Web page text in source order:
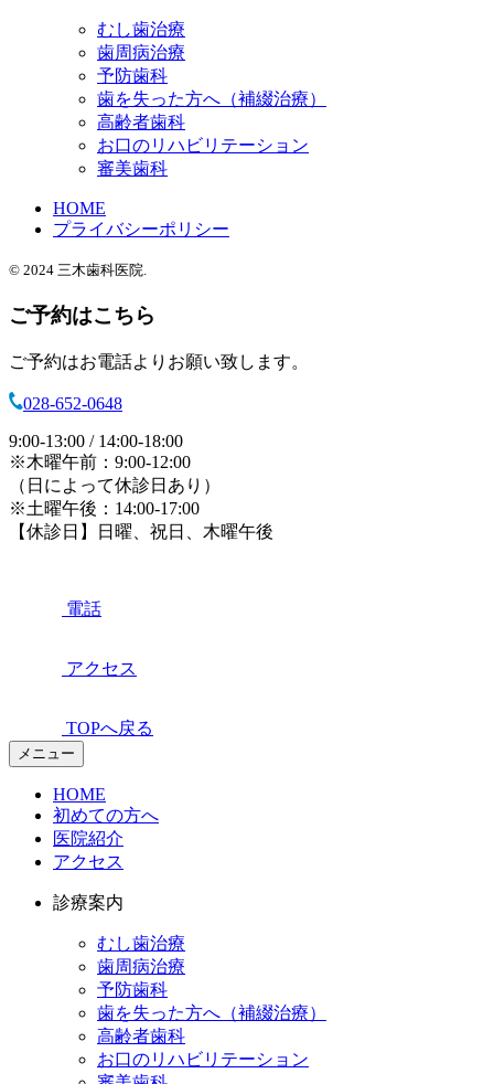
むし歯治療
歯周病治療
予防歯科
歯を失った方へ（補綴治療）
高齢者歯科
お口のリハビリテーション
審美歯科
HOME
プライバシーポリシー
© 2024 三木歯科医院.
ご予約はこちら
ご予約はお電話よりお願い致します。
028-652-0648
9:00-13:00 / 14:00-18:00
※木曜午前：9:00-12:00
（日によって休診日あり）
※土曜午後：14:00-17:00
【休診日】日曜、祝日、木曜午後
電話
アクセス
TOPへ戻る
メニュー
HOME
初めての方へ
医院紹介
アクセス
診療案内
むし歯治療
歯周病治療
予防歯科
歯を失った方へ（補綴治療）
高齢者歯科
お口のリハビリテーション